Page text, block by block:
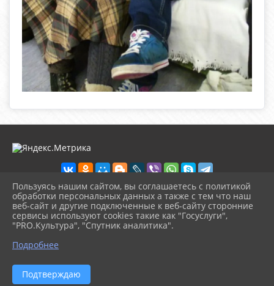
2026 г. dhsh-murm.ru
Вход
Карта сайта
Политика обработки персональных данных
Сделано на KubCMS
Разработка и поддержка
Пользуясь нашим сайтом, вы соглашаетесь с политикой
обработки персональных данных а также с тем что наш
веб-сайт и другие подключенные к веб-сайту сторонние
сервисы используют cookies такие как "Госуслуги",
"PRO.Культура", "Спутник аналитика".
Подробнее
Подтверждаю